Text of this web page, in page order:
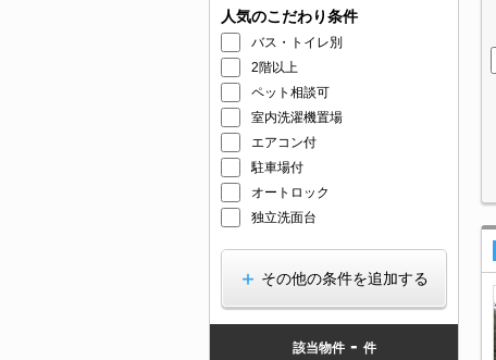
人気のこだわり条件
バス・トイレ別
2階以上
ペット相談可
室内洗濯機置場
エアコン付
駐車場付
オートロック
独立洗面台
その他の条件を追加する
該当物件 - 件